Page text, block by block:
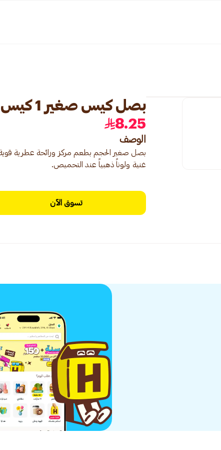
بصل كيس صغير 1 كيس
8.25
الوصف
بصل صغير الحجم بطعم مركز ورائحة عطرية
غنية ولوناً ذهبياً عند التحميص.
تسوق الآن